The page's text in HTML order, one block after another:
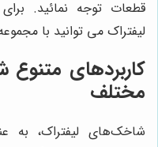
قطعات توجه نمائید.
لیفتراک می توانید با
کاربردهای
مختلف
شاخک‌های لیفتراک، به